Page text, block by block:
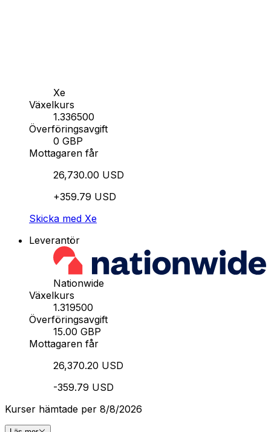
Xe
Växelkurs
1.336500
Överföringsavgift
0 GBP
Mottagaren får
26,730.00 USD
+359.79 USD
Skicka med Xe
Leverantör
Nationwide
Växelkurs
1.319500
Överföringsavgift
15.00 GBP
Mottagaren får
26,370.20 USD
-359.79 USD
Kurser hämtade per 8/8/2026